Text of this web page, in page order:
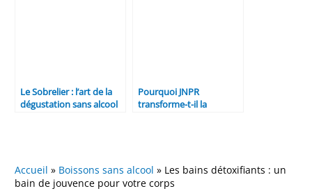
Le Sobrelier : l’art de la
dégustation sans alcool
Pourquoi JNPR
transforme-t-il la
Accueil » Boissons sans alcool » Les bains détoxifiants : un
bain de jouvence pour votre corps